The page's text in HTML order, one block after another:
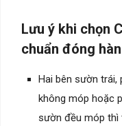
Lưu ý khi chọn
chuẩn đóng
Hai bên sườn trái,
không móp hoặc
sườn đều móp thì